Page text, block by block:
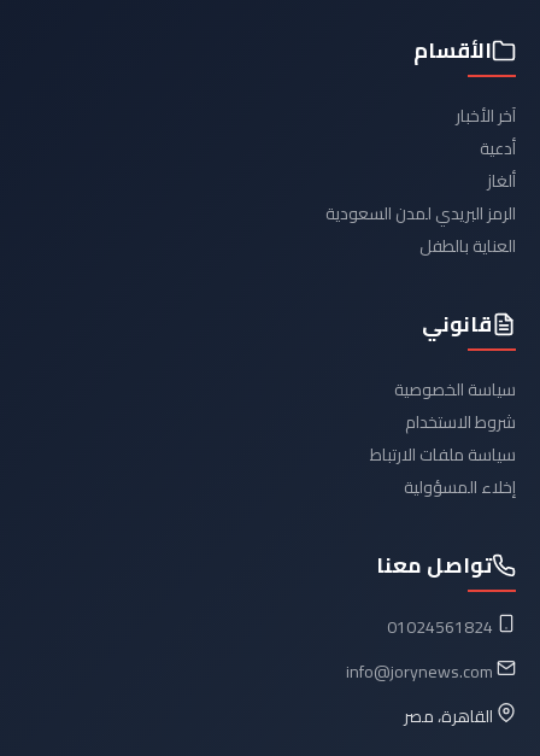
الأقسام
آخر الأخبار
أدعية
ألغاز
الرمز البريدي لمدن السعودية
العناية بالطفل
قانوني
سياسة الخصوصية
شروط الاستخدام
سياسة ملفات الارتباط
إخلاء المسؤولية
تواصل معنا
01024561824
info@jorynews.com
القاهرة، مصر